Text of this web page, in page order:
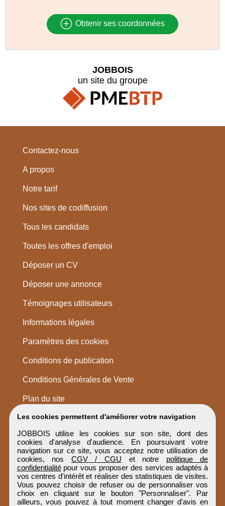
Obtenir ses coordonnées
Les cookies permettent d'améliorer votre navigation
JOBBOIS utilise les cookies sur son site, dont des
cookies d'analyse d'audience. En poursuivant votre
navigation sur ce site, vous acceptez notre utilisation de
cookies, nos CGV / CGU et notre politique de
confidentialitépour vous proposer des services adaptés à
vos centres d'intérêt et réaliser des statistiques de visites.
Vous pouvez choisir de refuser ou de personnaliser vos
choix en cliquant sur le bouton "Personnaliser". Par
ailleurs, vous pouvez à tout moment changer d'avis en
JOBBOIS
un site du groupe
Contactez-nous
A propos
Notre tarif
Nos sites de codiffusion
Tous les candidats
Toutes les offres d'emploi
Déposer un CV
Déposer une annonce
Témoignages utilisateurs
Informations légales
Paramètres des cookies
Conditions de publication
Conditions Générales de Vente
Plan du site